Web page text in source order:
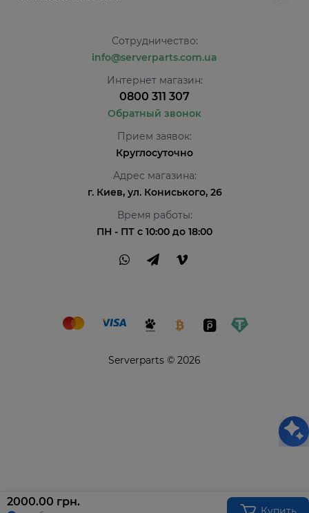
2000.00 грн.
Сотрудничество:
info@serverparts.com.ua
Интернет магазин:
0800 311 307
Обратный звонок
Прием заявок:
Круглосуточно
Адрес магазина:
г. Киев, ул. Кониського, 26
Время работы:
ПН - ПТ с 10:00 до 18:00
Serverparts © 2026